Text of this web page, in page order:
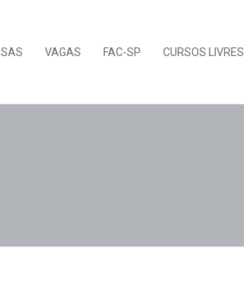
VAGAS FAC-SP CURSOS LIVRES